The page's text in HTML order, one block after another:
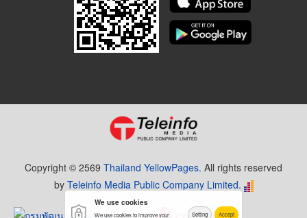
Copyright © 2569 Thailand YellowPages. All rights reserved
by Teleinfo Media Public Company Limited.
We use cookies
We use cookies to improve your Setting Accept